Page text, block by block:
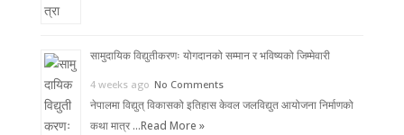
सामुदायिक विद्युतीकरणः योगदानको सम्मान र भविष्यको जिम्मेवारी
4 weeks ago No Comments
नेपालमा विद्युत् विकासको इतिहास केवल जलविद्युत आयोजना निर्माणको
कथा मात्र …Read More »